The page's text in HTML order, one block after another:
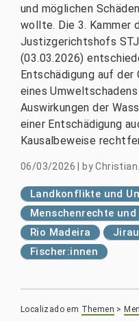
und möglichen
wollte. Die 3. Kammer
Justizgerichtshofs
(03.03.2026)
Entschädigung auf der
eines
Auswirkungen der
einer Entschädigung
Kausalbeweise
06/03/2026 by
Landkonflikte und
Menschenrechte
Rio Madeira
Jirau
Fischer:innen
Localizado em Themen >